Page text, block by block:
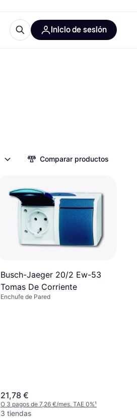
Inicio de sesión
Comparar productos
Busch-Jaeger 20/2 Ew-53
Tomas De Corriente
Enchufe de Pared
21,78 €
O 3 pagos de 7,26 €/mes. TAE 0%¹
3 tiendas